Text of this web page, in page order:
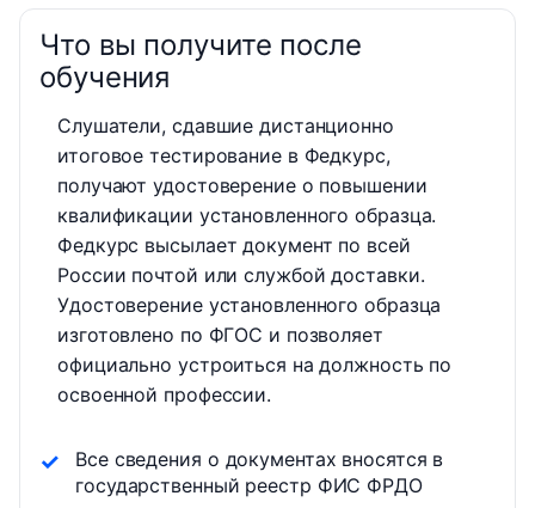
Что вы получите после
обучения
Слушатели, сдавшие дистанционно
итоговое тестирование в Федкурс,
получают удостоверение о повышении
квалификации установленного образца.
Федкурс высылает документ по всей
России почтой или службой доставки.
Удостоверение установленного образца
изготовлено по ФГОС и позволяет
официально устроиться на должность по
освоенной профессии.
Все сведения о документах вносятся в
государственный реестр ФИС ФРДО